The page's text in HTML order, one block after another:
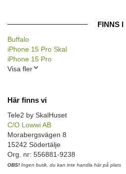
FINNS I
Buffalo
iPhone 15 Pro Skal
iPhone 15 Pro
Visa fler
Här finns vi
Tele2 by SkalHuset
C/O Lowwi AB
Morabergsvägen 8
15242 Södertälje
Org. nr: 556881-9238
OBS! Ingen butik, du kan inte handla här på plats